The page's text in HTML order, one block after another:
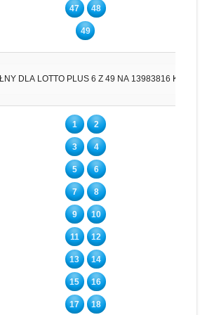
47 48
49
DLA LOTTO PLUS 6 Z 49 NA 13983816
1 2
3 4
5 6
7 8
9 10
11 12
13 14
15 16
17 18